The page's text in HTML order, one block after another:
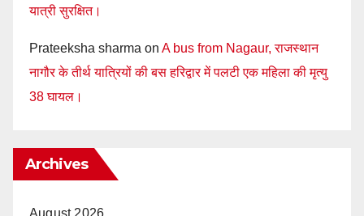
यात्री सुरक्षित।
Prateeksha sharma on A bus from Nagaur, राजस्थान
नागौर के तीर्थ यात्रियों की बस हरिद्वार में पलटी एक महिला की मृत्यु
38 घायल।
Archives
August 2026